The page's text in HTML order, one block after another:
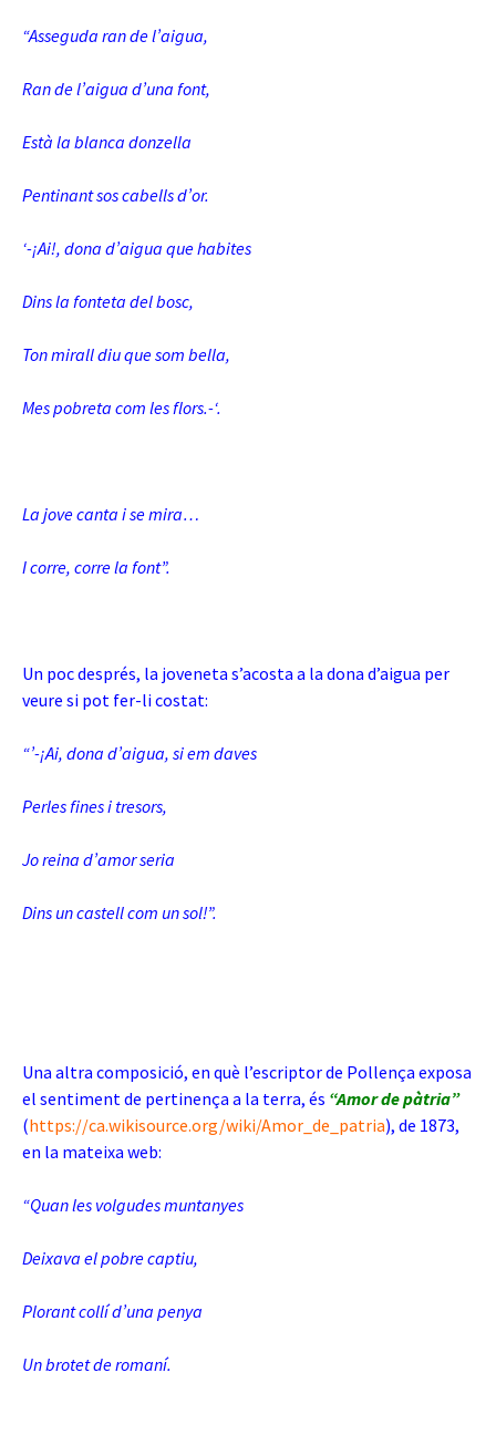
“Asseguda ran de l’aigua,
Ran de l’aigua d’una font,
Està la blanca donzella
Pentinant sos cabells d’or.
‘-¡Ai!, dona d’aigua que habites
Dins la fonteta del bosc,
Ton mirall diu que som bella,
Mes pobreta com les flors.-‘.
La jove canta i se mira…
I corre, corre la font”.
Un poc després, la joveneta s’acosta a la dona d’aigua per
veure si pot fer-li costat:
“’-¡Ai, dona d’aigua, si em daves
Perles fines i tresors,
Jo reina d’amor seria
Dins un castell com un sol!”.
Una altra composició, en què l’escriptor de Pollença exposa
el sentiment de pertinença a la terra, és “Amor de pàtria”
(https://ca.wikisource.org/wiki/Amor_de_patria), de 1873,
en la mateixa web:
“Quan les volgudes muntanyes
Deixava el pobre captiu,
Plorant collí d’una penya
Un brotet de romaní.